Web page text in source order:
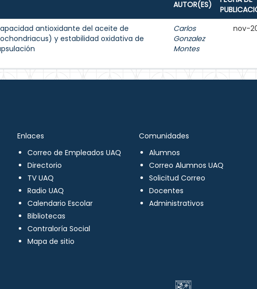
AUTOR(ES)
antioxidante del aceite de
y estabilidad oxidativa de
Carlos
Gonzalez
Montes
nov-
Enlaces
Correo de Empleados UAQ
Directorio
TV UAQ
Radio UAQ
Calendario Escolar
Bibliotecas
Contraloría Social
Mapa de sitio
Comunidades
Alumnos
Correo Alumnos UAQ
Solicitud Correo
Docentes
Administrativos